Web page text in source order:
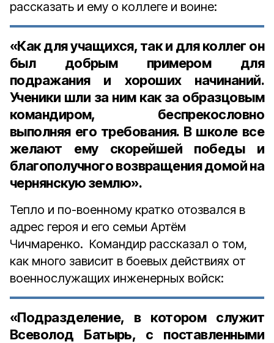
рассказать и ему о коллеге и воине:
«Как для учащихся, так и для коллег он
был добрым примером для
подражания и хороших начинаний.
Ученики шли за ним как за образцовым
командиром, беспрекословно
выполняя его требования. В школе все
желают ему скорейшей победы и
благополучного возвращения домой на
чернянскую землю».
Тепло и по-военному кратко отозвался в
адрес героя и его семьи Артём
Чичмаренко. Командир рассказал о том,
как много зависит в боевых действиях от
военнослужащих инженерных войск:
«Подразделение, в котором служит
Всеволод Батырь, с поставленными